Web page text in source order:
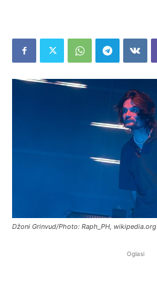
Džoni Grinvud/Photo: Raph_PH, wikipedia.org
Oglasi